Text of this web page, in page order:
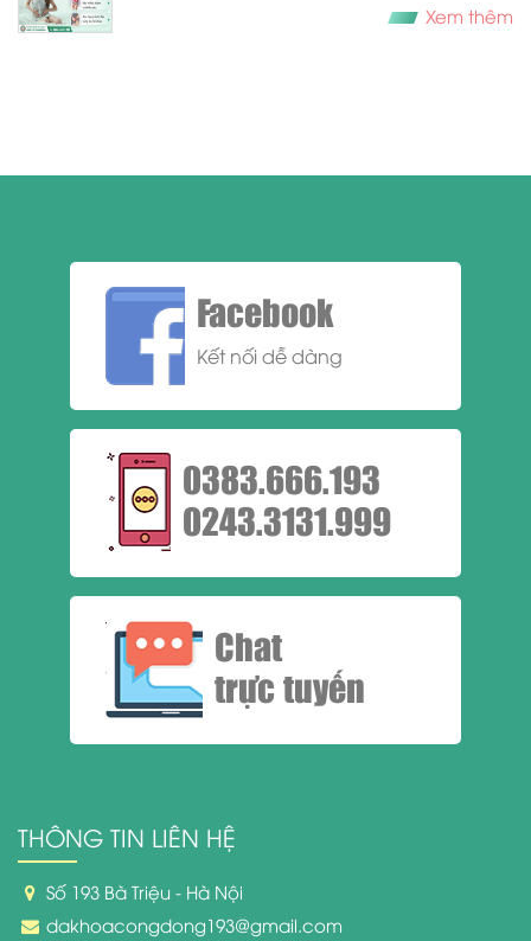
Xem thêm
Facebook
Kết nối dễ dàng
0383.666.193
0243.3131.999
Chat
trực tuyến
THÔNG TIN LIÊN HỆ
Số 193 Bà Triệu - Hà Nội
dakhoacongdong193@gmail.com